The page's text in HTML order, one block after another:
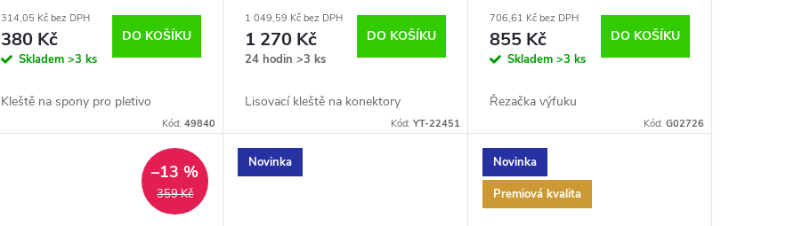
314,05 Kč bez DPH
380 Kč
Skladem >3 ks
DO KOŠÍKU
Kleště na spony pro pletivo
Kód:49840
1 049,59 Kč bez DPH
1 270 Kč
24 hodin>3 ks
DO KOŠÍKU
Lisovací kleště na konektory
Kód: YT-22451
706,61 Kč bez DPH
855 Kč
Skladem >3 ks
DO KOŠÍKU
Řezačka výfuku
Kód: G02726
359 Kč
–13 % Novinka
Novinka
Premiová kvalita